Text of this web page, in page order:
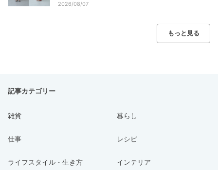
2026/08/07
もっと見る
記事カテゴリー
雑貨 暮らし
仕事 レシピ
ライフスタイル・生き方 インテリア